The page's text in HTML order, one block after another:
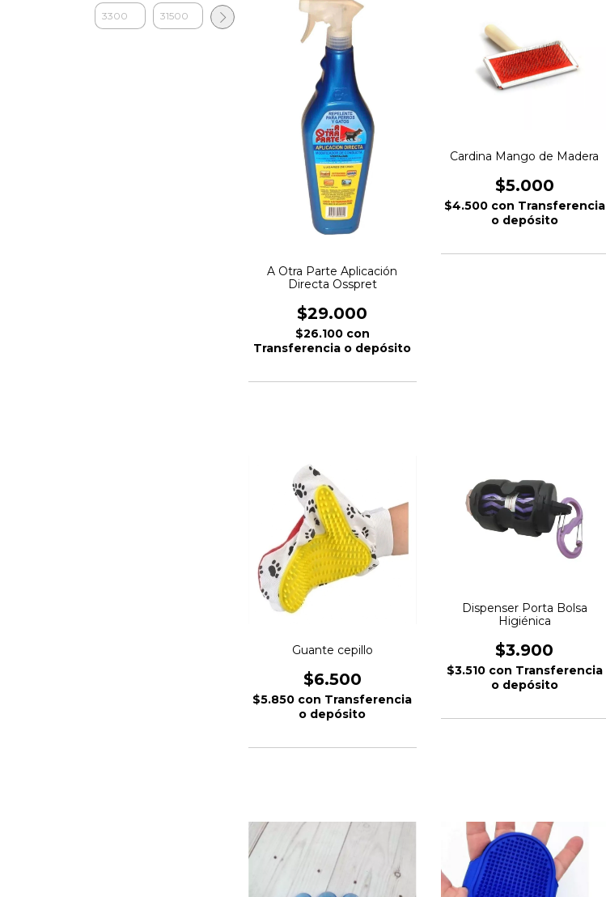
A Otra Parte Aplicación
Directa Osspret
$29.000
$26.100 con
Transferencia o depósito
Cardina Mango de Madera
$5.000
$4.500 con Transferencia
o depósito
Guante cepillo
$6.500
$5.850 con Transferencia
o depósito
Dispenser Porta Bolsa
Higiénica
$3.900
$3.510 con Transferencia
o depósito